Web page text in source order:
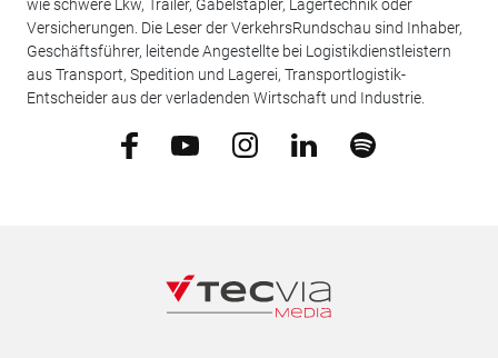
wie schwere Lkw, Trailer, Gabelstapler, Lagertechnik oder
Versicherungen. Die Leser der VerkehrsRundschau sind Inhaber,
Geschäftsführer, leitende Angestellte bei Logistikdienstleistern
aus Transport, Spedition und Lagerei, Transportlogistik-
Entscheider aus der verladenden Wirtschaft und Industrie.